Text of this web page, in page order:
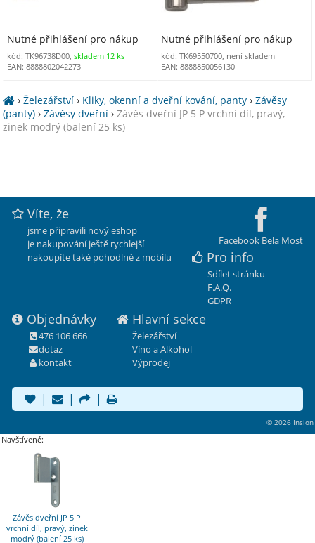
Nutné přihlášení pro nákup
kód: TK96738D00, skladem 12 ks
EAN: 8888802042273
Nutné přihlášení pro nákup
kód: TK69550700, není skladem
EAN: 8888850056130
›Železářství › Kliky, okenní a dveřní kování, panty ›Závěsy
(panty) ›Závěsy dveřní ›Závěs dveřní JP 5 P vrchní díl, pravý,
zinek modrý (balení 25 ks)
Facebook Bela Most
Víte, že
jsme připravili nový eshop
je nakupování ještě rychlejší
nakoupíte také pohodlně z mobilu
Pro info
Sdílet stránku
F.A.Q.
GDPR
Objednávky
476 106 666
dotaz
kontakt
Hlavní sekce
Železářství
Víno a Alkohol
Výprodej
| | |
© 2026 Insion
Navštívené:
Závěs dveřní JP 5 P
vrchní díl, pravý, zinek
modrý (balení 25 ks)